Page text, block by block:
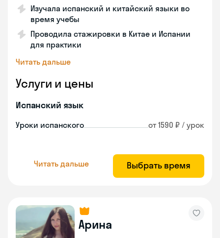
Изучала испанский и китайский языки во
время учебы
Проводила стажировки в Китае и Испании
для практики
Читать дальше
Услуги и цены
Испанский язык
Уроки испанского от 1590 ₽ / урок
Читать дальше Выбрать время
Арина